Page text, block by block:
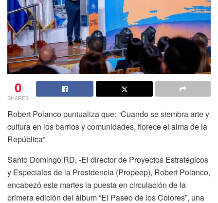
0
SHARES
Robert Polanco puntualiza que: “Cuando se siembra arte y
cultura en los barrios y comunidades, florece el alma de la
República”
Santo Domingo RD, -El director de Proyectos Estratégicos
y Especiales de la Presidencia (Propeep), Robert Polanco,
encabezó este martes la puesta en circulación de la
primera edición del álbum “El Paseo de los Colores”, una